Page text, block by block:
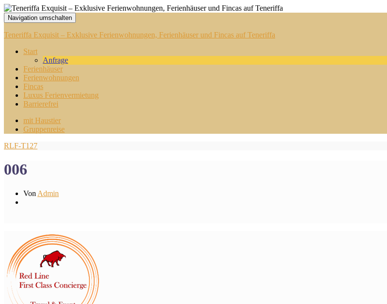
Navigation umschalten
Teneriffa Exquisit – Exklusive Ferienwohnungen, Ferienhäuser und Fincas auf Teneriffa
Start
Anfrage
Ferienhäuser
Ferienwohnungen
Fincas
Luxus Ferienvermietung
Barrierefrei
mit Haustier
Gruppenreise
RLF-T127
006
Von Admin